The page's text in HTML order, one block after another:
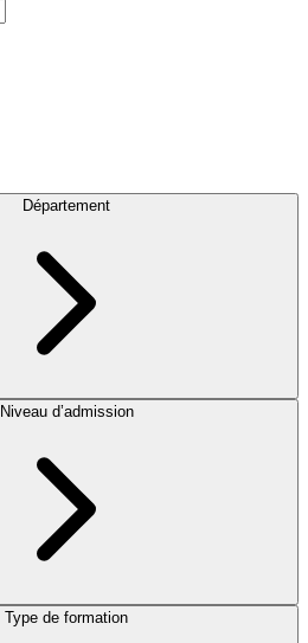
Département
Niveau d’admission
Type de formation